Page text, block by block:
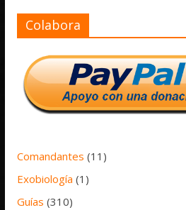
Colabora
Comandantes (11)
Exobiología (1)
Guías (310)